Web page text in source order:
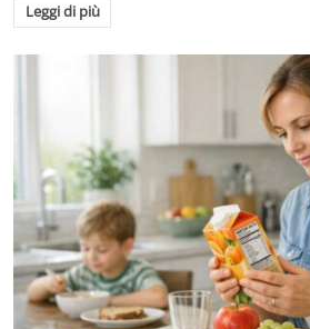
Leggi di più